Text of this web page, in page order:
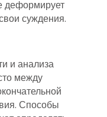
деформирует
суждения.
и анализа
между
Способы